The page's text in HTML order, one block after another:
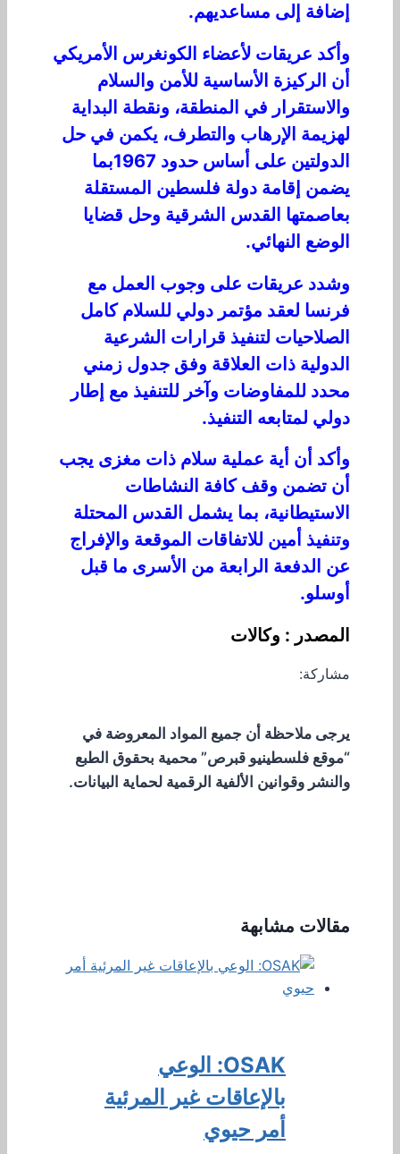
إضافة إلى مساعديهم.
وأكد عريقات لأعضاء الكونغرس الأمريكي
أن الركيزة الأساسية للأمن والسلام
والاستقرار في المنطقة، ونقطة البداية
لهزيمة الإرهاب والتطرف، يكمن في حل
الدولتين على أساس حدود 1967بما
يضمن إقامة دولة فلسطين المستقلة
بعاصمتها القدس الشرقية وحل قضايا
الوضع النهائي.
وشدد عريقات على وجوب العمل مع
فرنسا لعقد مؤتمر دولي للسلام كامل
الصلاحيات لتنفيذ قرارات الشرعية
الدولية ذات العلاقة وفق جدول زمني
محدد للمفاوضات وآخر للتنفيذ مع إطار
دولي لمتابعه التنفيذ.
وأكد أن أية عملية سلام ذات مغزى يجب
أن تضمن وقف كافة النشاطات
الاستيطانية، بما يشمل القدس المحتلة
وتنفيذ أمين للاتفاقات الموقعة والإفراج
عن الدفعة الرابعة من الأسرى ما قبل
أوسلو.
المصدر : وكالات
مشاركة:
يرجى ملاحظة أن جميع المواد المعروضة في
“موقع فلسطينيو قبرص” محمية بحقوق الطبع
والنشر وقوانين الألفية الرقمية لحماية البيانات.
مقالات مشابهة
OSAK: الوعي
بالإعاقات غير المرئية
أمر حيوي